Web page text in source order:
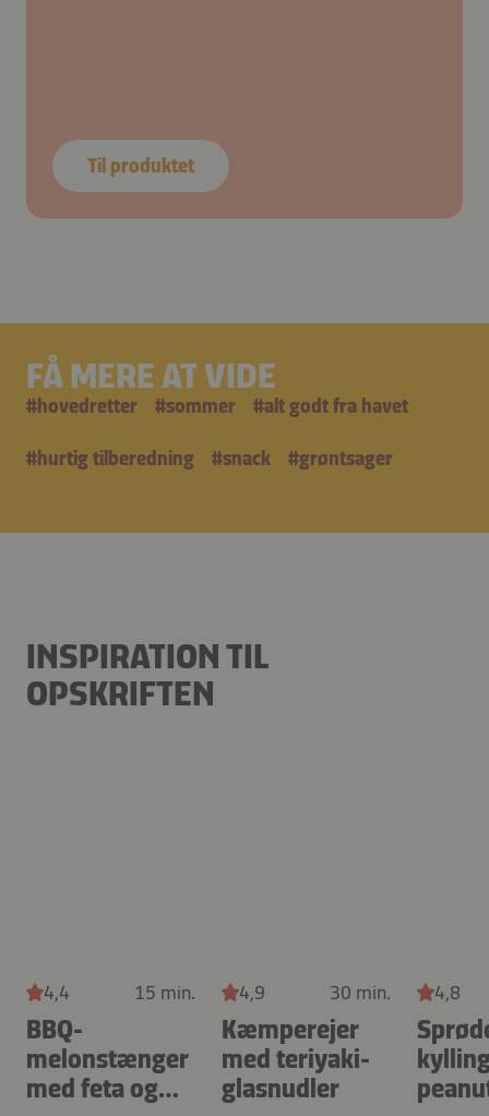
Til produktet
FÅ MERE AT VIDE
#hovedretter #sommer #alt godt fra havet
#hurtig tilberedning #snack #grøntsager
INSPIRATION TIL
OPSKRIFTEN
4,4 15 min.
BBQ-
melonstænger
med feta og
4,9 30 min.
Kæmperejer
med teriyaki-
glasnudler
4,8